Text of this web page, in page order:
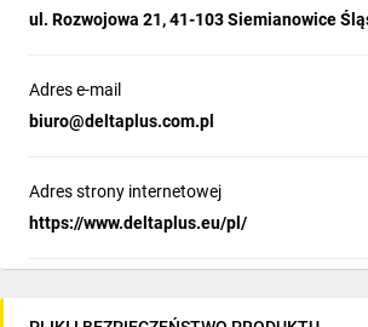
ul. Rozwojowa 21, 41-103 Siemianowice
Adres e-mail
biuro@deltaplus.com.pl
Adres strony internetowej
https://www.deltaplus.eu/pl/